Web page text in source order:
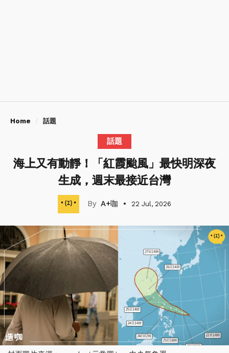
Home 話題
話題
海上又有動靜！「紅霞颱風」最快明深夜
生成，週末最接近台灣
A+咖 22 Jul, 2026